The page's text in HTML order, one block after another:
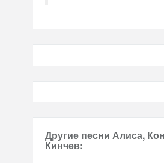
Другие песни Алиса,
Кинчев: